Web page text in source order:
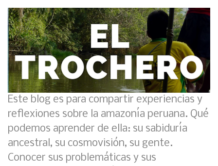
Este blog es para compartir experiencias y
reflexiones sobre la amazonía peruana. Qué
podemos aprender de ella: su sabiduría
ancestral, su cosmovisión, su gente.
Conocer sus problemáticas y sus